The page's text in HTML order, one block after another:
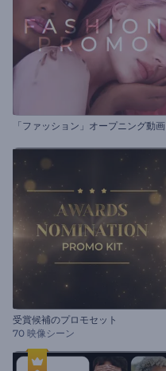
「ファッション」オープニング動画
受賞候補のプロモセット
70 映像シーン